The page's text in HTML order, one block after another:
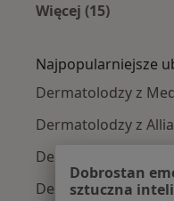
Więcej (15)
Najpopularniejsze
Dermatolodzy z
Dermatolodzy z
Dermatolodzy z
Dermatolodzy z
Dobrostan
sztuczna